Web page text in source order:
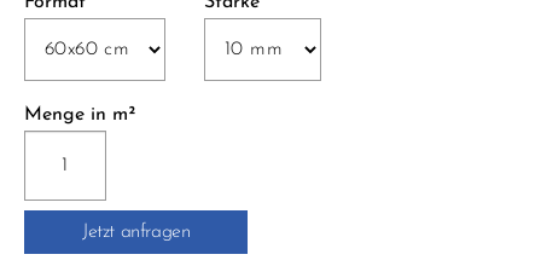
Menge in m²
RETT.
Jetzt anfragen